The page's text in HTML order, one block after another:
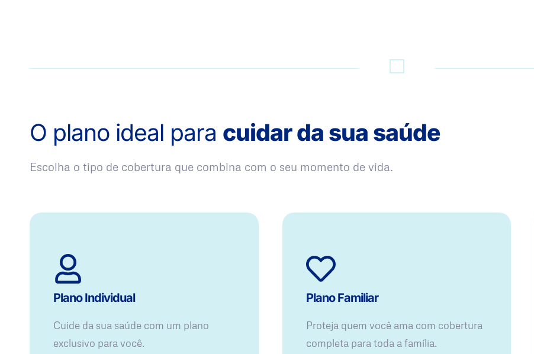
O plano ideal para cuidar da sua saúde
Escolha o tipo de cobertura que combina com o seu momento de vida.
Plano Individual
Cuide da sua saúde com um plano
exclusivo para você.
Plano Familiar
Proteja quem você ama com cobertura
completa para toda a família.